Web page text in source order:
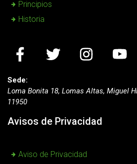
Principios
Historia
Sede:
Loma Bonita 18, Lomas Altas, Miguel
11950
Avisos de Privacidad
Aviso de Privacidad